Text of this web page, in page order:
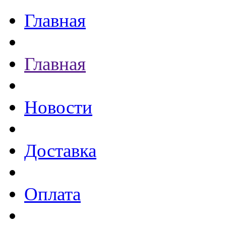
Главная
Главная
Новости
Доставка
Оплата